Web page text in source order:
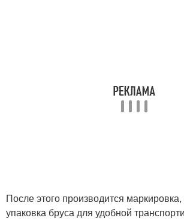
После этого производится
упаковка бруса для удобной